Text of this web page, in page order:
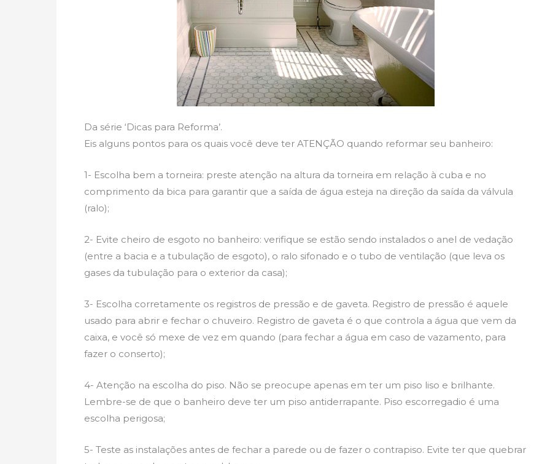
Da série ‘Dicas para Reforma’.
Eis alguns pontos para os quais você deve ter ATENÇÃO quando reformar seu banheiro:
1- Escolha bem a torneira: preste atenção na altura da torneira em relação à cuba e no
comprimento da bica para garantir que a saída de água esteja na direção da saída da válvula
(ralo);
2- Evite cheiro de esgoto no banheiro: verifique se estão sendo instalados o anel de vedação
(entre a bacia e a tubulação de esgoto), o ralo sifonado e o tubo de ventilação (que leva os
gases da tubulação para o exterior da casa);
3- Escolha corretamente os registros de pressão e de gaveta. Registro de pressão é aquele
usado para abrir e fechar o chuveiro. Registro de gaveta é o que controla a água que vem da
caixa, e você só mexe de vez em quando (para fechar a água em caso de vazamento, para
fazer o conserto);
4- Atenção na escolha do piso. Não se preocupe apenas em ter um piso liso e brilhante.
Lembre-se de que o banheiro deve ter um piso antiderrapante. Piso escorregadio é uma
escolha perigosa;
5- Teste as instalações antes de fechar a parede ou de fazer o contrapiso. Evite ter que quebrar